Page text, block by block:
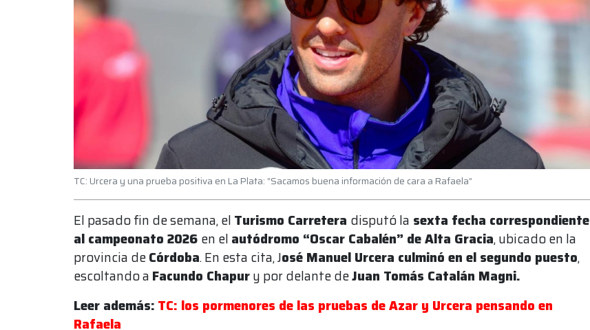
TC: Urcera y una prueba positiva en La Plata: “Sacamos buena información de cara a Rafaela”
El pasado fin de semana, el Turismo Carretera disputó la sexta fecha correspondiente
al campeonato 2026 en el autódromo “Oscar Cabalén” de Alta Gracia, ubicado en la
provincia deCórdoba. En esta cita, José Manuel Urcera culminó en el segundo puesto,
escoltando a Facundo Chapury por delante deJuan Tomás Catalán Magni.
Leer además: TC: los pormenores de las pruebas de Azar y Urcera pensando en
Rafaela